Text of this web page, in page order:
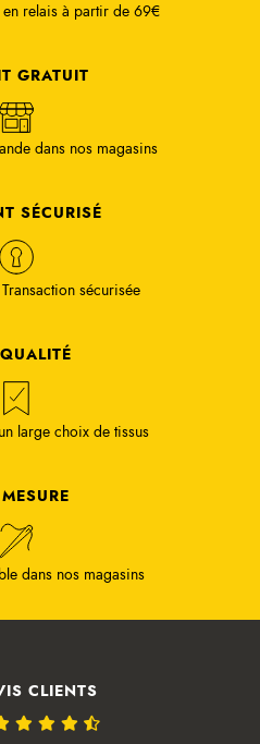
relais à partir de 69€
GRATUIT
dans nos magasins
SÉCURISÉ
sécurisée
large choix de tissus
dans nos magasins
CLIENTS